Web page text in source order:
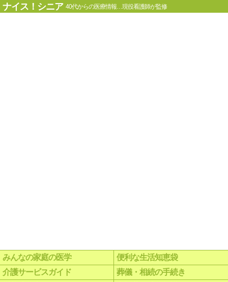
ナイス！シニア 40代からの医療情報…現役看護師が監修
みんなの家庭の医学
便利な生活知恵袋
介護サービスガイド
葬儀・相続の手続き